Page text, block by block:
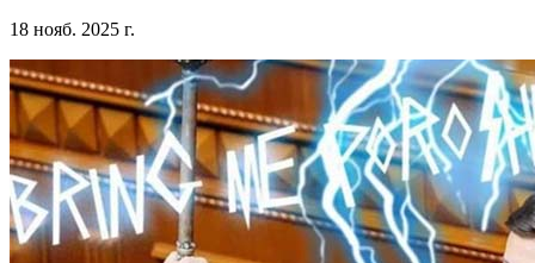
18 нояб. 2025 г.